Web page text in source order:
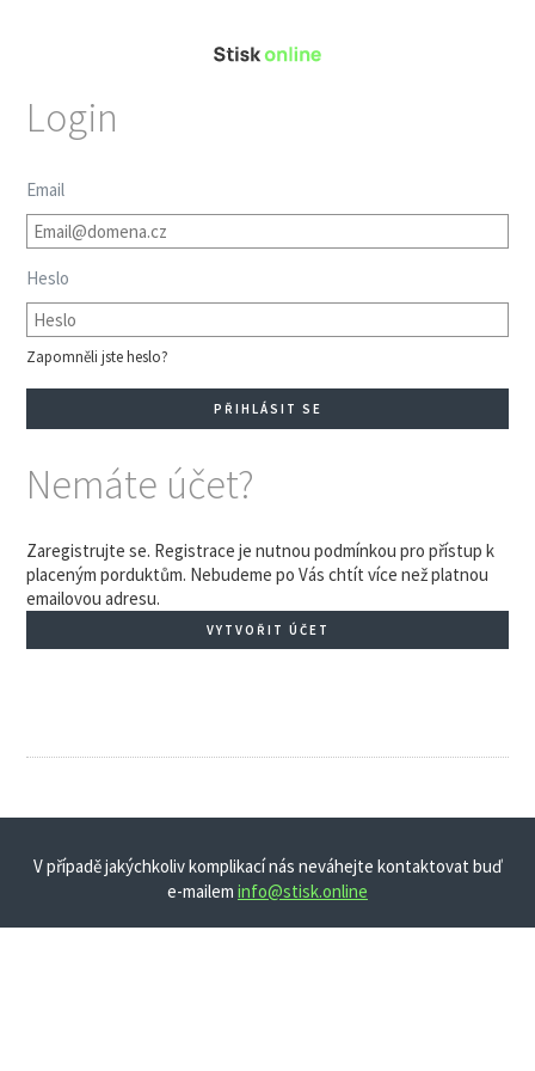
Login
Email
Heslo
Zapomněli jste heslo?
Nemáte účet?
Zaregistrujte se. Registrace je nutnou podmínkou pro přístup k
placeným porduktům. Nebudeme po Vás chtít více než platnou
emailovou adresu.
VYTVOŘIT ÚČET
V případě jakýchkoliv komplikací nás neváhejte kontaktovat buď
e-mailem info@stisk.online